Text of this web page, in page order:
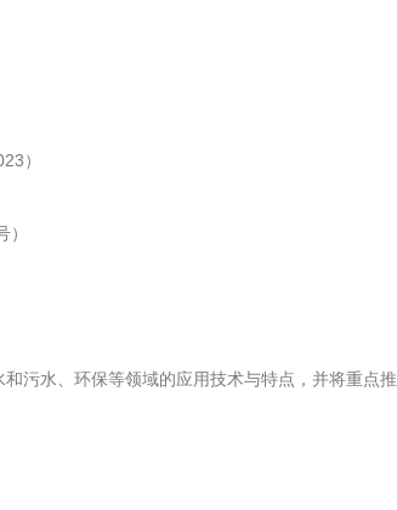
）
污水、环保等领域的应用技术与特点，并将重点